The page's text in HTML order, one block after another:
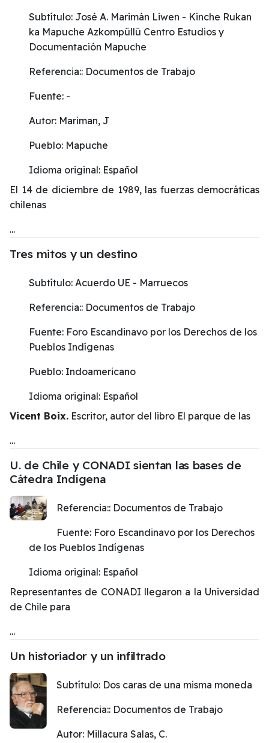
Subtítulo: José A. Marimán Liwen - Kinche Rukan
ka Mapuche Azkompüllü Centro Estudios y
Documentación Mapuche
Referencia:: Documentos de Trabajo
Fuente: -
Autor: Mariman, J
Pueblo: Mapuche
Idioma original: Español
El 14 de diciembre de 1989, las fuerzas democráticas
chilenas
...
Tres mitos y un destino
Subtítulo: Acuerdo UE - Marruecos
Referencia:: Documentos de Trabajo
Fuente: Foro Escandinavo por los Derechos de los
Pueblos Indígenas
Pueblo: Indoamericano
Idioma original: Español
Vicent Boix. Escritor, autor del libro El parque de las
...
U. de Chile y CONADI sientan las bases de
Cátedra Indígena
Referencia:: Documentos de Trabajo
Fuente: Foro Escandinavo por los Derechos
de los Pueblos Indígenas
Idioma original: Español
Representantes de CONADI llegaron a la Universidad
de Chile para
...
Un historiador y un infiltrado
Subtítulo: Dos caras de una misma moneda
Referencia:: Documentos de Trabajo
Autor: Millacura Salas, C.